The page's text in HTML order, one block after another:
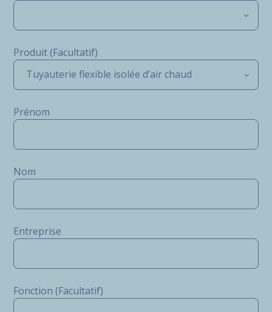
Produit (Facultatif)
Tuyauterie flexible isolée d’air chaud
Prénom
Nom
Entreprise
Fonction (Facultatif)